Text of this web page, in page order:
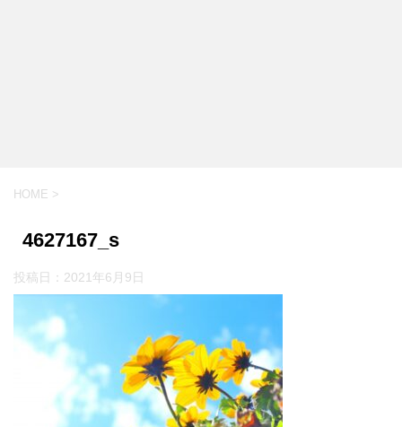
HOME >
4627167_s
投稿日： 2021年6月9日